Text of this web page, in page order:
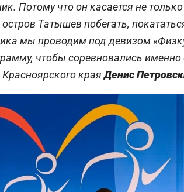
Потому что он касается не
Татышев побегать,
мы проводим под девизом
чтобы соревновались именно
краяДенис